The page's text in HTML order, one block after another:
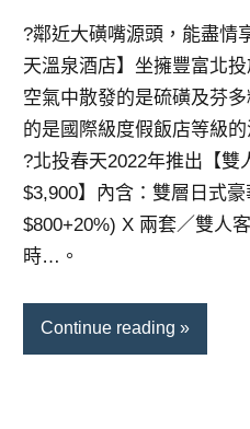
?鄰近大磺嘴源頭，能盡情
天溫泉酒店】坐擁豐富北
空氣中散發的是硫磺及芬
的是國際級度假飯店等級的
?北投春天2022年推出【雙
$3,900】內含：雙層日式
$800+20%) X 兩套／雙人
時…。
Continue reading